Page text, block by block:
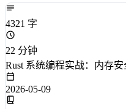
4321 字
22 分钟
Rust 系统编程实战：内存
2026-05-09